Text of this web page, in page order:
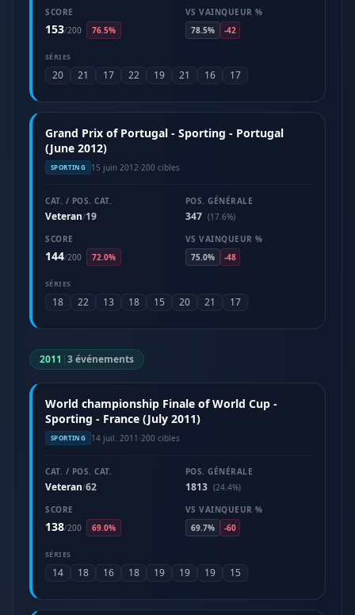
SCORE
153/200 76.5%
VS VAINQUEUR %
78.5%
-42
SÉRIES
20 21 17 22 19 21 16 17
Grand Prix of Portugal - Sporting - Portugal
(June 2012)
SPORTING 15 juin 2012·200 cibles
CAT. / POS. CAT.
Veteran/19
POS. GÉNÉRALE
347 (17.6%)
SCORE
144/200 72.0%
VS VAINQUEUR %
75.0%
-48
SÉRIES
18 22 13 18 15 20 21 17
2011 |3 événements
World championship Finale of World Cup -
Sporting - France (July 2011)
SPORTING 14 juil. 2011 ·200 cibles
CAT. / POS. CAT.
Veteran/62
POS. GÉNÉRALE
1813 (24.4%)
SCORE
138/200 69.0%
VS VAINQUEUR %
69.7%
-60
SÉRIES
14 18 16 18 19 19 19 15